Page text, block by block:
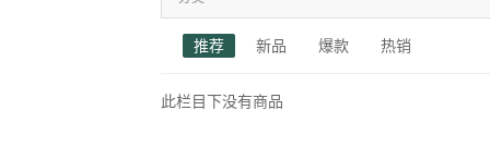
推荐 新品 爆款 热销
此栏目下没有商品